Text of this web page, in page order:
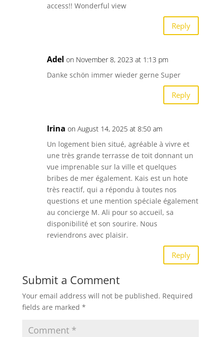
access!! Wonderful view
Reply
Adel on November 8, 2023 at 1:13 pm
Danke schön immer wieder gerne Super
Reply
Irina on August 14, 2025 at 8:50 am
Un logement bien situé, agréable à vivre et
une très grande terrasse de toit donnant un
vue imprenable sur la ville et quelques
bribes de mer également. Kais est un hote
très reactif, qui a répondu à toutes nos
questions et une mention spéciale également
au concierge M. Ali pour so accueil, sa
disponibilité et son sourire. Nous
reviendrons avec plaisir.
Reply
Submit a Comment
Your email address will not be published. Required
fields are marked *